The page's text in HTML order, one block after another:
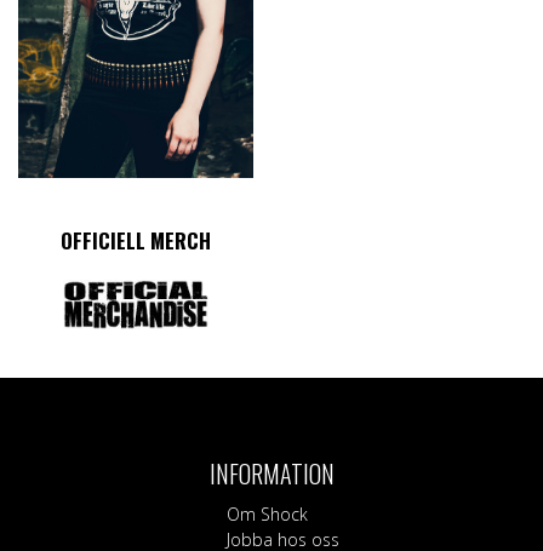
OFFICIELL MERCH
INFORMATION
Om Shock
Jobba hos oss